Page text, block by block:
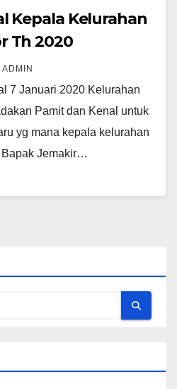
Kepala Kelurahan
Th 2020
ADMIN
7 Januari 2020 Kelurahan
Pamit dan Kenal untuk
yg mana kepala kelurahan
Jemakir…